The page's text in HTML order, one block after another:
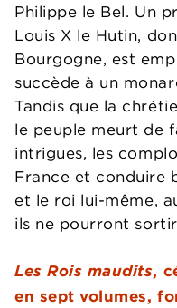
Philippe le Bel. Un
Louis X le Hutin,
Bourgogne, est
succède à un
Tandis que la
le peuple meurt de
intrigues, les
France et conduire
et le roi lui-même,
ils ne pourront
Les Rois maudits,
en sept volumes,